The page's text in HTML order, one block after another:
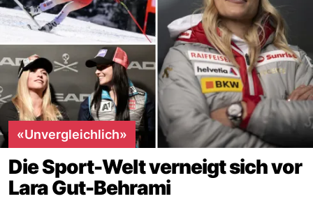
«Unvergleichlich»
Die Sport-Welt verneigt sich vor
Lara Gut-Behrami